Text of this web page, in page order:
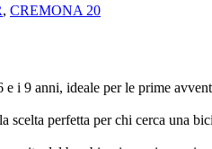
, CREMONA 20
9 anni, ideale per le prime
perfetta per chi cerca una